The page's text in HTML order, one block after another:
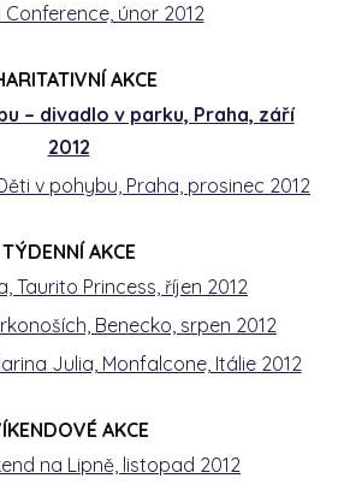
únor 2012
AKCE
– divadlo v parku, Praha, září
2012
v pohybu, Praha, prosinec 2012
TÝDENNÍ AKCE
Taurito Princess, říjen 2012
Benecko, srpen 2012
Julia, Monfalcone, Itálie 2012
AKCE
na Lipně, listopad 2012